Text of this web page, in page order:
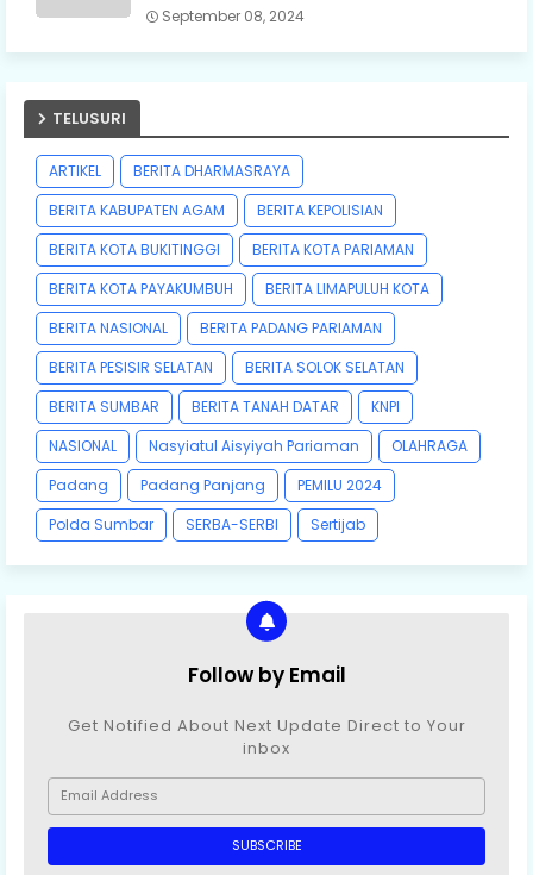
September 08, 2024
TELUSURI
ARTIKEL
BERITA DHARMASRAYA
BERITA KABUPATEN AGAM
BERITA KEPOLISIAN
BERITA KOTA BUKITINGGI
BERITA KOTA PARIAMAN
BERITA KOTA PAYAKUMBUH
BERITA LIMAPULUH KOTA
BERITA NASIONAL
BERITA PADANG PARIAMAN
BERITA PESISIR SELATAN
BERITA SOLOK SELATAN
BERITA SUMBAR
BERITA TANAH DATAR
KNPI
NASIONAL
Nasyiatul Aisyiyah Pariaman
OLAHRAGA
Padang
Padang Panjang
PEMILU 2024
Polda Sumbar
SERBA-SERBI Sertijab
Follow by Email
Get Notified About Next Update Direct to Your
inbox